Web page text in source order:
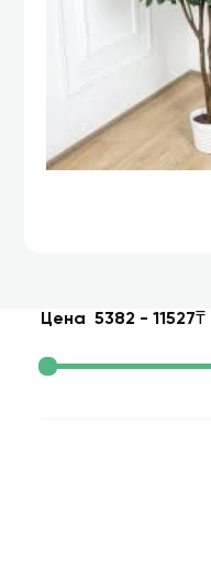
Цена 5382 - 11527₸